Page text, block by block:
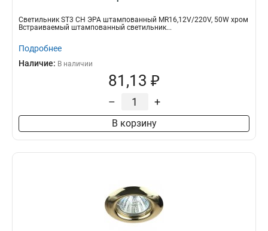
Светильник ST3 CH ЭРА штампованный MR16,12V/220V, 50W хром
Встраиваемый штампованный светильник...
Подробнее
Наличие: В наличии
81,13 ₽
– +
В корзину